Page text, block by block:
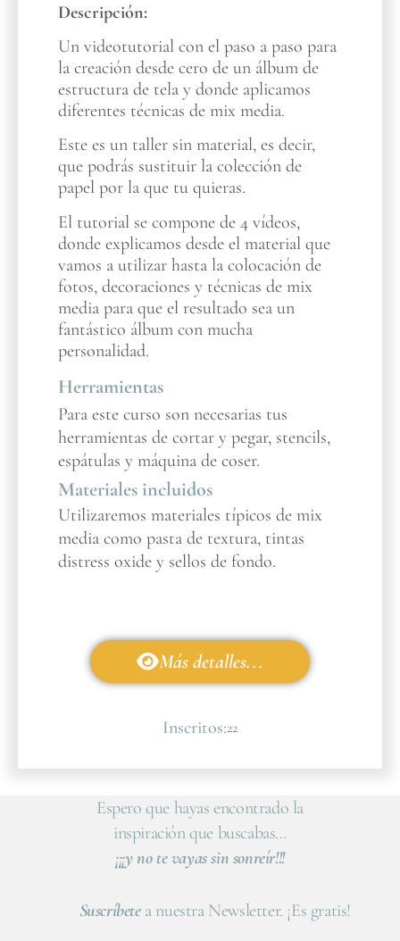
Descripción:
Un videotutorial con el paso a paso para
la creación desde cero de un álbum de
estructura de tela y donde aplicamos
diferentes técnicas de mix media.
Este es un taller sin material, es decir,
que podrás sustituir la colección de
papel por la que tu quieras.
El tutorial se compone de 4 vídeos,
donde explicamos desde el material que
vamos a utilizar hasta la colocación de
fotos, decoraciones y técnicas de mix
media para que el resultado sea un
fantástico álbum con mucha
personalidad.
Herramientas
Para este curso son necesarias tus
herramientas de cortar y pegar, stencils,
espátulas y máquina de coser.
Materiales incluidos
Utilizaremos materiales típicos de mix
media como pasta de textura, tintas
distress oxide y sellos de fondo.
Más detalles...
Inscritos:22
Espero que hayas encontrado la
inspiración que buscabas…
¡¡¡y no te vayas sin sonreír!!!
Suscríbetea nuestra Newsletter. ¡Es gratis!